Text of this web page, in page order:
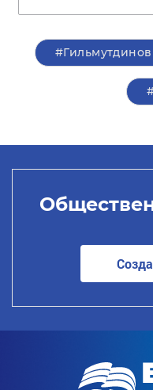
#Гильмутдинов